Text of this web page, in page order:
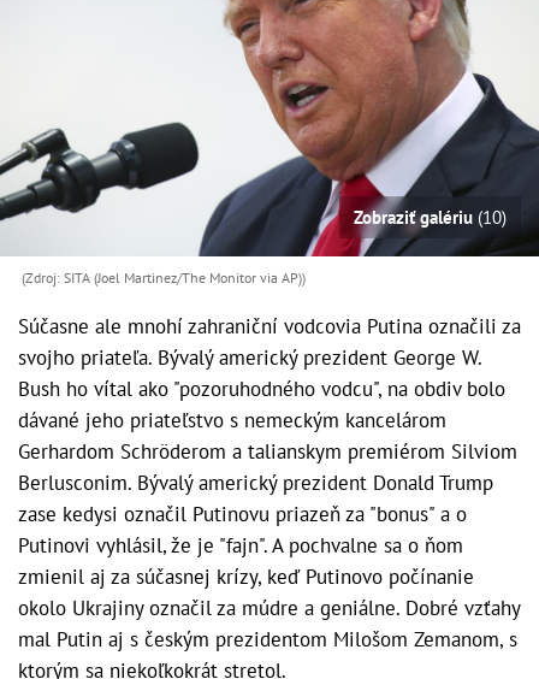
Zobraziť galériu (10)
(Zdroj: SITA (Joel Martinez/The Monitor via AP))
Súčasne ale mnohí zahraniční vodcovia Putina označili za
svojho priateľa. Bývalý americký prezident George W.
Bush ho vítal ako "pozoruhodného vodcu", na obdiv bolo
dávané jeho priateľstvo s nemeckým kancelárom
Gerhardom Schröderom a talianskym premiérom Silviom
Berlusconim. Bývalý americký prezident Donald Trump
zase kedysi označil Putinovu priazeň za "bonus" a o
Putinovi vyhlásil, že je "fajn". A pochvalne sa o ňom
zmienil aj za súčasnej krízy, keď Putinovo počínanie
okolo Ukrajiny označil za múdre a geniálne. Dobré vzťahy
mal Putin aj s českým prezidentom Milošom Zemanom, s
ktorým sa niekoľkokrát stretol.